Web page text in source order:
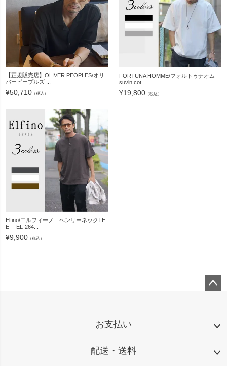
【正規販売店】OLIVER PEOPLES/オリ
バーピープルズ ...
¥50,710 （税込）
FORTUNA HOMME/フォルトゥナオム
suvin cot...
¥19,800 （税込）
Elfino/エルフィーノ ヘンリーネックTE
E EL-264...
¥9,900 （税込）
お支払い
配送・送料